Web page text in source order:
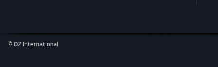
© OZ International